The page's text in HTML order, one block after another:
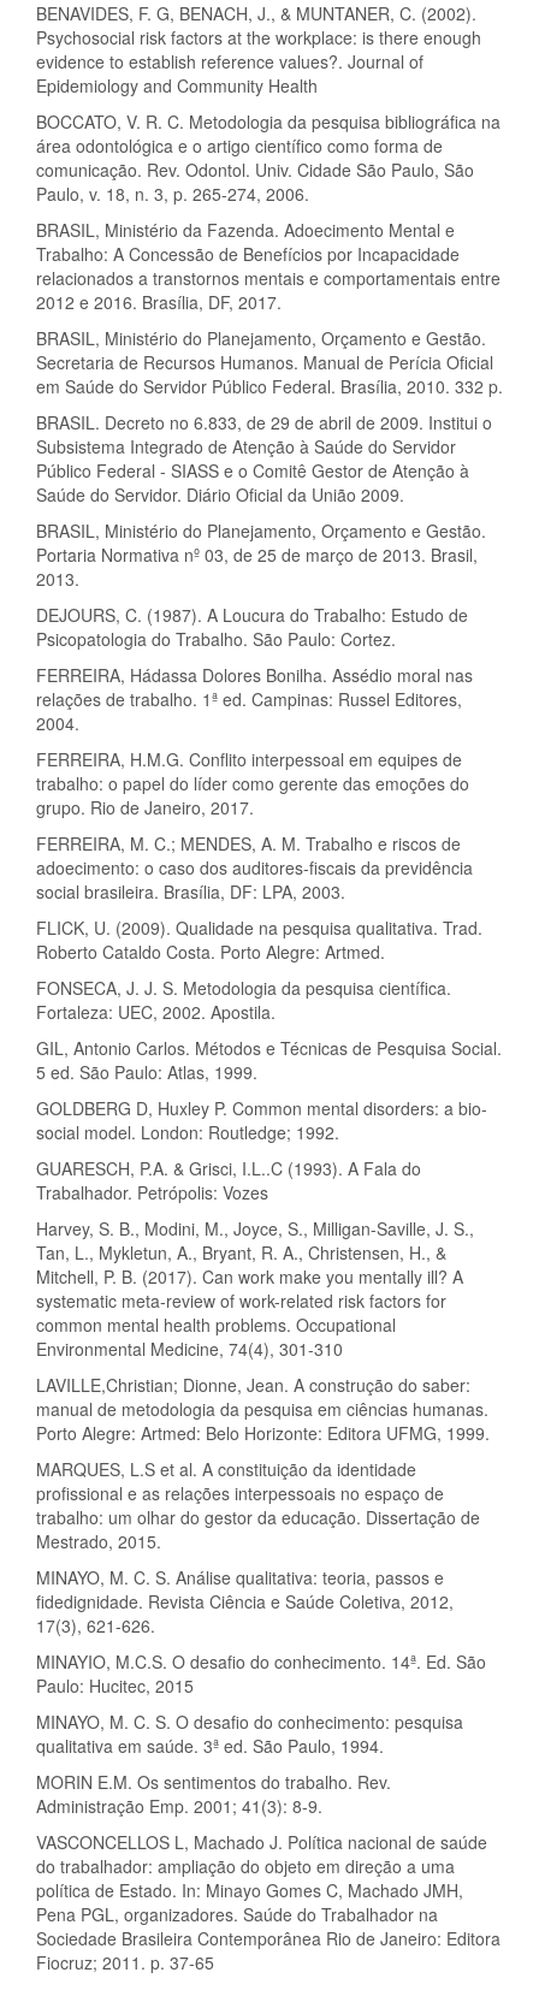
BENAVIDES, F. G, BENACH, J., & MUNTANER, C. (2002).
Psychosocial risk factors at the workplace: is there enough
evidence to establish reference values?. Journal of
Epidemiology and Community Health
BOCCATO, V. R. C. Metodologia da pesquisa bibliográfica na
área odontológica e o artigo científico como forma de
comunicação. Rev. Odontol. Univ. Cidade São Paulo, São
Paulo, v. 18, n. 3, p. 265-274, 2006.
BRASIL, Ministério da Fazenda. Adoecimento Mental e
Trabalho: A Concessão de Benefícios por Incapacidade
relacionados a transtornos mentais e comportamentais entre
2012 e 2016. Brasília, DF, 2017.
BRASIL, Ministério do Planejamento, Orçamento e Gestão.
Secretaria de Recursos Humanos. Manual de Perícia Oficial
em Saúde do Servidor Público Federal. Brasília, 2010. 332 p.
BRASIL. Decreto no 6.833, de 29 de abril de 2009. Institui o
Subsistema Integrado de Atenção à Saúde do Servidor
Público Federal - SIASS e o Comitê Gestor de Atenção à
Saúde do Servidor. Diário Oficial da União 2009.
BRASIL, Ministério do Planejamento, Orçamento e Gestão.
Portaria Normativa nº 03, de 25 de março de 2013. Brasil,
2013.
DEJOURS, C. (1987). A Loucura do Trabalho: Estudo de
Psicopatologia do Trabalho. São Paulo: Cortez.
FERREIRA, Hádassa Dolores Bonilha. Assédio moral nas
relações de trabalho. 1ª ed. Campinas: Russel Editores,
2004.
FERREIRA, H.M.G. Conflito interpessoal em equipes de
trabalho: o papel do líder como gerente das emoções do
grupo. Rio de Janeiro, 2017.
FERREIRA, M. C.; MENDES, A. M. Trabalho e riscos de
adoecimento: o caso dos auditores-fiscais da previdência
social brasileira. Brasília, DF: LPA, 2003.
FLICK, U. (2009). Qualidade na pesquisa qualitativa. Trad.
Roberto Cataldo Costa. Porto Alegre: Artmed.
FONSECA, J. J. S. Metodologia da pesquisa científica.
Fortaleza: UEC, 2002. Apostila.
GIL, Antonio Carlos. Métodos e Técnicas de Pesquisa Social.
5 ed. São Paulo: Atlas, 1999.
GOLDBERG D, Huxley P. Common mental disorders: a bio-
social model. London: Routledge; 1992.
GUARESCH, P.A. & Grisci, I.L..C (1993). A Fala do
Trabalhador. Petrópolis: Vozes
Harvey, S. B., Modini, M., Joyce, S., Milligan-Saville, J. S.,
Tan, L., Mykletun, A., Bryant, R. A., Christensen, H., &
Mitchell, P. B. (2017). Can work make you mentally ill? A
systematic meta-review of work-related risk factors for
common mental health problems. Occupational
Environmental Medicine, 74(4), 301-310
LAVILLE,Christian; Dionne, Jean. A construção do saber:
manual de metodologia da pesquisa em ciências humanas.
Porto Alegre: Artmed: Belo Horizonte: Editora UFMG, 1999.
MARQUES, L.S et al. A constituição da identidade
profissional e as relações interpessoais no espaço de
trabalho: um olhar do gestor da educação. Dissertação de
Mestrado, 2015.
MINAYO, M. C. S. Análise qualitativa: teoria, passos e
fidedignidade. Revista Ciência e Saúde Coletiva, 2012,
17(3), 621-626.
MINAYIO, M.C.S. O desafio do conhecimento. 14ª. Ed. São
Paulo: Hucitec, 2015
MINAYO, M. C. S. O desafio do conhecimento: pesquisa
qualitativa em saúde. 3ª ed. São Paulo, 1994.
MORIN E.M. Os sentimentos do trabalho. Rev.
Administração Emp. 2001; 41(3): 8-9.
VASCONCELLOS L, Machado J. Política nacional de saúde
do trabalhador: ampliação do objeto em direção a uma
política de Estado. In: Minayo Gomes C, Machado JMH,
Pena PGL, organizadores. Saúde do Trabalhador na
Sociedade Brasileira Contemporânea Rio de Janeiro: Editora
Fiocruz; 2011. p. 37-65